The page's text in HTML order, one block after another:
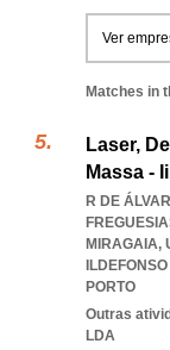
Ver
Matches in
Laser,
Massa -
R DE
MIRAGAIA,
PORTO
Outras
LDA